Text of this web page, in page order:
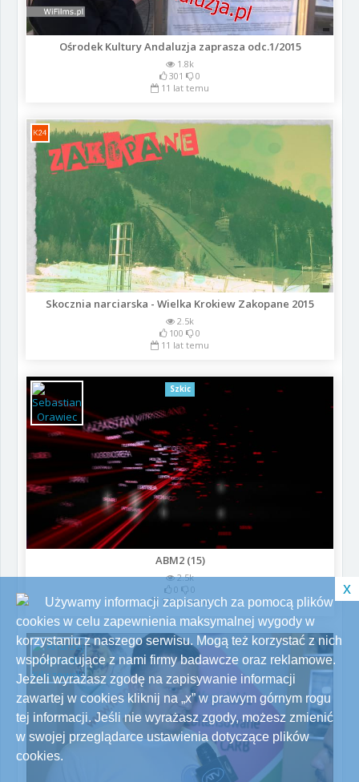
Ośrodek Kultury Andaluzja zaprasza odc.1/2015
1.8k
301
0
11 lat temu
Skocznia narciarska - Wielka Krokiew Zakopane 2015
2.5k
100
0
11 lat temu
Szkic
ABM2 (15)
2.5k
0
0
12 lat temu
Używamy informacji zapisanych za pomocą plików
cookies w celu zapewnienia maksymalnej wygody w
korzystaniu z naszego serwisu. Mogą też korzystać z nich
współpracujące z nami firmy badawcze oraz reklamowe.
Jeżeli wyrażasz zgodę na zapisywanie informacji
zawartej w cookies kliknij na „x” w prawym górnym rogu
tej informacji. Jeśli nie wyrażasz zgody, możesz zmienić
w swojej przeglądarce ustawienia dotyczące plików
cookies.
x